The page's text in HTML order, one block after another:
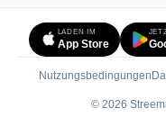
LADEN IM
App Store
Nutzungsbedingungen
© 2026